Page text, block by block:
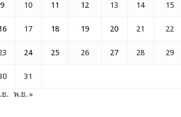
9 10 11 12 13 14 15
17 18 19 20 21 22
24 25 26 27 28 29
31
ย.
พ.ย. »